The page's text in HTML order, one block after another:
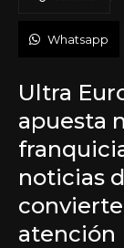
Whatsapp
Ultra
apuesta
noticias
atención